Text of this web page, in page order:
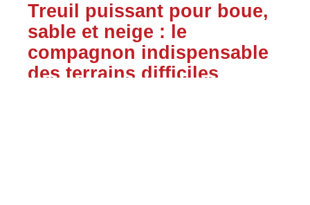
Treuil puissant pour boue,
sable et neige : le
compagnon indispensable
des terrains difficiles